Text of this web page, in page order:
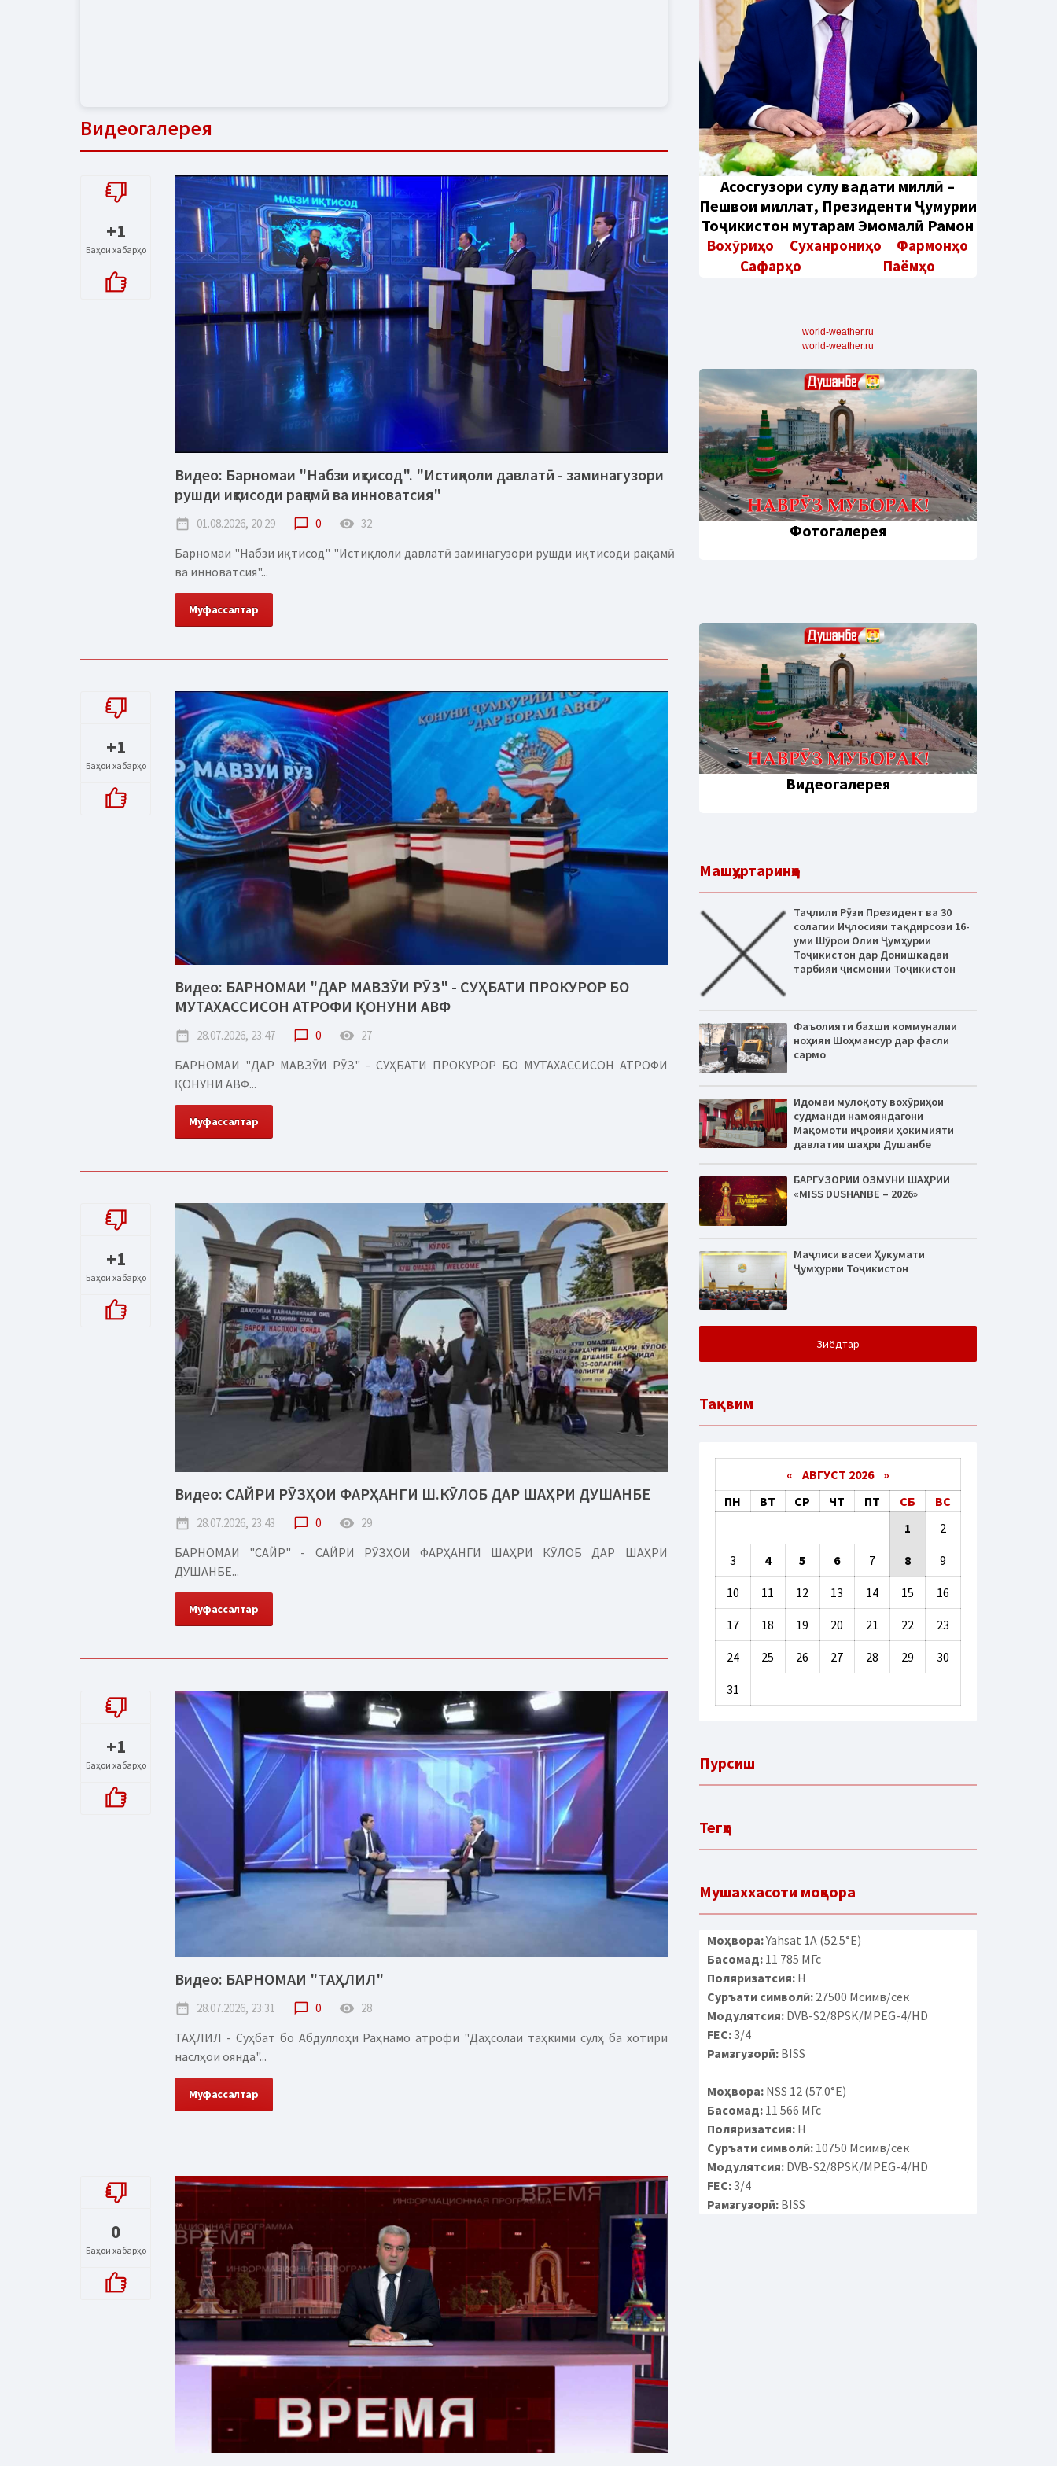
Видеогалерея
+1
Баҳои хабарҳо
Видео: Барномаи "Набзи иқтисод". "Истиқлоли давлатӣ - заминагузори
рушди иқтисоди рақамӣ ва инноватсия"
date_range 01.08.2026, 20:29 chat_bubble_outline 0 remove_red_eye 32
Барномаи "Набзи иқтисод" "Истиқлоли давлатӣ - заминагузори рушди иқтисоди рақамӣ
ва инноватсия"...
Муфассалтар
+1
Баҳои хабарҳо
Видео: БАРНОМАИ "ДАР МАВЗӮИ РӮЗ" - СУҲБАТИ ПРОКУРОР БО
МУТАХАССИСОН АТРОФИ ҚОНУНИ АВФ
date_range 28.07.2026, 23:47 chat_bubble_outline 0 remove_red_eye 27
БАРНОМАИ "ДАР МАВЗӮИ РӮЗ" - СУҲБАТИ ПРОКУРОР БО МУТАХАССИСОН АТРОФИ
ҚОНУНИ АВФ...
Муфассалтар
+1
Баҳои хабарҳо
Видео: САЙРИ РӮЗҲОИ ФАРҲАНГИ Ш.КӮЛОБ ДАР ШАҲРИ ДУШАНБЕ
date_range 28.07.2026, 23:43 chat_bubble_outline 0 remove_red_eye 29
БАРНОМАИ "САЙР" - САЙРИ РӮЗҲОИ ФАРҲАНГИ ШАҲРИ КӮЛОБ ДАР ШАҲРИ
ДУШАНБЕ...
Муфассалтар
+1
Баҳои хабарҳо
Видео: БАРНОМАИ "ТАҲЛИЛ"
date_range 28.07.2026, 23:31 chat_bubble_outline 0 remove_red_eye 28
ТАҲЛИЛ - Суҳбат бо Абдуллоҳи Раҳнамо атрофи "Даҳсолаи таҳкими сулҳ ба хотири
наслҳои оянда"...
Муфассалтар
0
Баҳои хабарҳо
Aсосгузори сулҳу ваҳдати миллӣ –
Пешвои миллат, Президенти Ҷумҳурии
Тоҷикистон муҳтарам Эмомалӣ Раҳмон
Вохӯриҳо Суханрониҳо
Фармонҳо
Сафарҳо
Паёмҳо
world-weather.ru
world-weather.ru
Фотогалерея
Видеогалерея
Машҳуртаринҳо
Таҷлили Рӯзи Президент ва 30
солагии Иҷлосияи тақдирсози 16-
уми Шӯрои Олии Ҷумҳурии
Тоҷикистон дар Донишкадаи
тарбияи ҷисмонии Тоҷикистон
Фаъолияти бахши коммуналии
ноҳияи Шоҳмансур дар фасли
сармо
Идомаи мулоқоту вохӯриҳои
судманди намояндагони
Мақомоти иҷроияи ҳокимияти
давлатии шаҳри Душанбе
БАРГУЗОРИИ ОЗМУНИ ШАҲРИИ
«MISS DUSHANBE – 2026»
Маҷлиси васеи Ҳукумати
Ҷумҳурии Тоҷикистон
Зиёдтар
Тақвим
« АВГУСТ 2026 »
ПН
ВТ СР ЧТ ПТ СБ
ВС
1
2
3 4 5 6 7 8 9
10 11 12 13 14 15 16
17 18 19 20 21 22 23
24 25 26 27 28 29 30
31
Пурсиш
Тегҳо
Мушаххасоти моҳвора
Моҳвора:Yahsat 1A (52.5°E)
Басомад:11 785 МГс
Поляризатсия:H
Суръати символӣ:27500 Мсимв/сек
Модулятсия:DVB-S2/8PSK/MPEG-4/HD
FEC:3/4
Рамзгузорӣ:BISS
Моҳвора:NSS 12 (57.0°E)
Басомад:11 566 МГс
Поляризатсия:H
Суръати символӣ:10750 Мсимв/сек
Модулятсия:DVB-S2/8PSK/MPEG-4/HD
FEC:3/4
Рамзгузорӣ:BISS